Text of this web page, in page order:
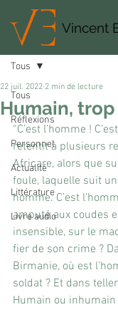
Vincent
Tous
Réflexions
Personnel
Actualité
Littérature
Livre audio
Tous
Humain,
22 juil. 2022 2 min de lecture
“C’est l’homme !
retentit à plusieurs
Africare, alors que
foule, laquelle suit
homme. C’est
amputé aux coudes
insensible, sur le
fier de son crime ?
Birmanie, où est
soldat ? Et dans
Humain ou inhumain